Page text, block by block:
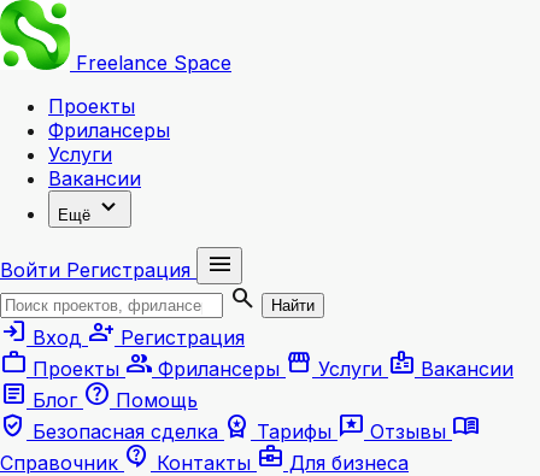
Freelance Space
Проекты
Фрилансеры
Услуги
Вакансии
Ещё expand_more
Войти Регистрация
menu
search
Найти
login Вход person_add Регистрация
work Проекты group Фрилансеры storefront Услуги badge Вакансии
article Блог help Помощь
verified_user Безопасная сделка workspace_premium Тарифы reviews Отзывы menu_book
Справочник contact_support Контакты business_center Для бизнеса